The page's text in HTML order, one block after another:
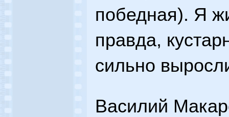
победная). Я
правда,
сильно
Василий